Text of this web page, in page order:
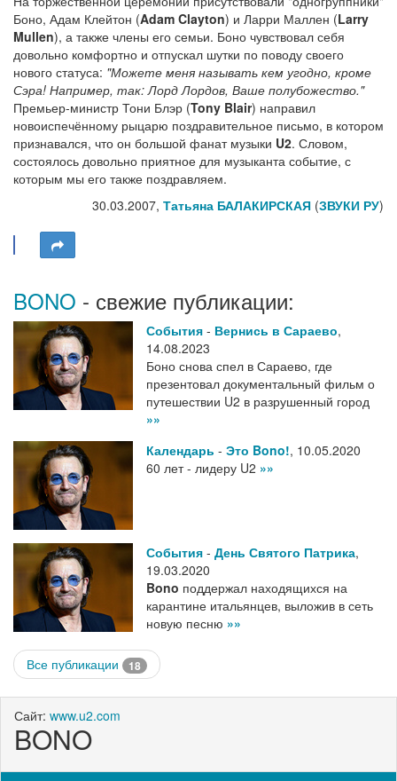
Боно, Адам Клейтон (Adam Clayton) и Ларри Маллен (Larry
Mullen), а также члены его семьи. Боно чувствовал себя
довольно комфортно и отпускал шутки по поводу своего
нового статуса: "Можете меня называть кем угодно, кроме
Сэра! Например, так: Лорд Лордов, Ваше полубожество."
Премьер-министр Тони Блэр (Tony Blair) направил
новоиспечённому рыцарю поздравительное письмо, в котором
признавался, что он большой фанат музыки U2. Словом,
состоялось довольно приятное для музыканта событие, с
которым мы его также поздравляем.
30.03.2007, Татьяна БАЛАКИРСКАЯ (ЗВУКИ РУ)
BONO - свежие публикации:
События - Вернись в Сараево,
14.08.2023
Боно снова спел в Сараево, где
презентовал документальный фильм о
путешествии U2 в разрушенный город
»»
Календарь - Это Bono!, 10.05.2020
60 лет - лидеру U2 »»
События - День Святого Патрика,
19.03.2020
Bono поддержал находящихся на
карантине итальянцев, выложив в сеть
новую песню »»
Все публикации 18
Сайт: www.u2.com
BONO